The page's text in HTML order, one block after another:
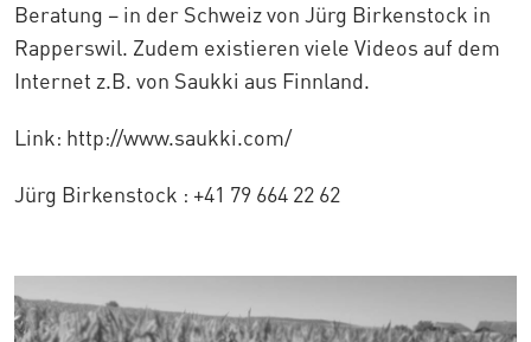
Beratung – in der Schweiz von Jürg Birkenstock in
Rapperswil. Zudem existieren viele Videos auf dem
Internet z.B. von Saukki aus Finnland.
Link: http://www.saukki.com/
Jürg Birkenstock : +41 79 664 22 62